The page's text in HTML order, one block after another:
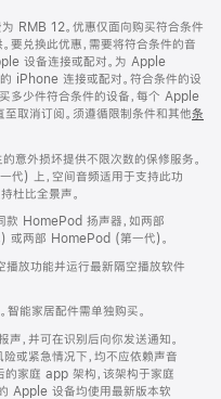
为 RMB 12。优惠仅面向购买符合条件
兑换此优惠，需要将符合条件的音
设备连接或配对。为 Apple
iPhone 连接或配对。符合条件的设
多少件符合条件的设备，每个 Apple
至取消订阅。须遵循限制条件和其他条
外损坏提供不限次数的保修服务。
) 上，空间音频适用于支持此功
杜比全景声。
HomePod 扬声器，如两部
或两部 HomePod (第一代)。
放功能并运行最新隔空播放软件
能家居配件需单独购买。
，并可在识别后向你发送通知。
或紧急情况下，均不应依赖声音
的家庭 app 架构，该架构于家庭
Apple 设备均使用最新版本软